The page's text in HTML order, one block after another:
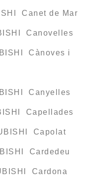
Canet de Mar
Canovelles
Cànoves i
Canyelles
Capellades
Capolat
Cardedeu
Cardona